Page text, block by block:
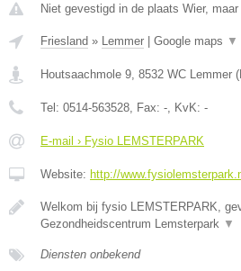
Niet gevestigd in de plaats Wier,
Friesland » Lemmer | Google maps ▼
Houtsaachmole 9 8532 WC Lemmer (
Tel: 0514-563528 , Fax: - , KvK: -
E-mail › Fysio LEMSTERPARK
Website: http://
Welkom bij fysio LEMSTERPARK,
Gezondheidscentrum Lemsterpark ▼
Diensten onbekend